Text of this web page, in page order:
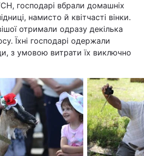
господарі вбрали домашніх
намисто й квітчасті вінки.
отримали одразу декілька
Їхні господарі одержали
з умовою витрати їх виключно